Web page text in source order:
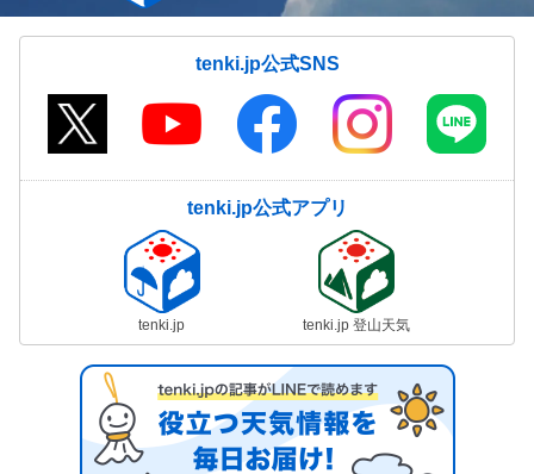
tenki.jp公式SNS
tenki.jp公式アプリ
tenki.jp tenki.jp 登山天気